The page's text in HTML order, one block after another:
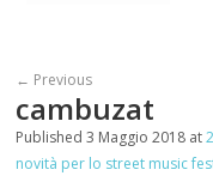
← Previous
cambuzat
Published3 Maggio 2018 at
novità per lo street music